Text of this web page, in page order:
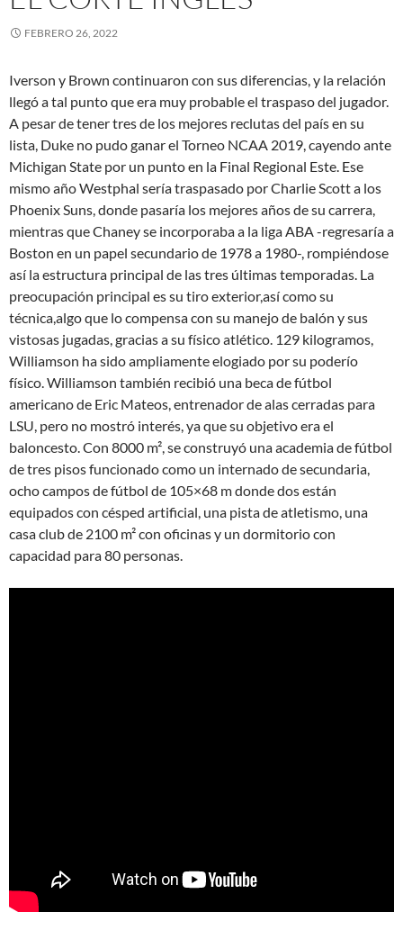
FEBRERO 26, 2022
Iverson y Brown continuaron con sus diferencias, y la relación
llegó a tal punto que era muy probable el traspaso del jugador.
A pesar de tener tres de los mejores reclutas del país en su
lista, Duke no pudo ganar el Torneo NCAA 2019, cayendo ante
Michigan State por un punto en la Final Regional Este. Ese
mismo año Westphal sería traspasado por Charlie Scott a los
Phoenix Suns, donde pasaría los mejores años de su carrera,
mientras que Chaney se incorporaba a la liga ABA -regresaría a
Boston en un papel secundario de 1978 a 1980-, rompiéndose
así la estructura principal de las tres últimas temporadas. La
preocupación principal es su tiro exterior,así como su
técnica,algo que lo compensa con su manejo de balón y sus
vistosas jugadas, gracias a su físico atlético. 129 kilogramos,
Williamson ha sido ampliamente elogiado por su poderío
físico. Williamson también recibió una beca de fútbol
americano de Eric Mateos, entrenador de alas cerradas para
LSU, pero no mostró interés, ya que su objetivo era el
baloncesto. Con 8000 m², se construyó una academia de fútbol
de tres pisos funcionado como un internado de secundaria,
ocho campos de fútbol de 105×68 m donde dos están
equipados con césped artificial, una pista de atletismo, una
casa club de 2100 m² con oficinas y un dormitorio con
capacidad para 80 personas.